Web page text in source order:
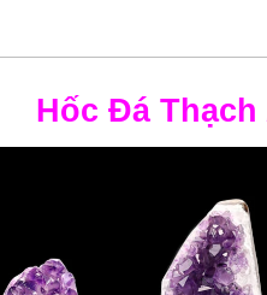
Hốc Đá Thạch